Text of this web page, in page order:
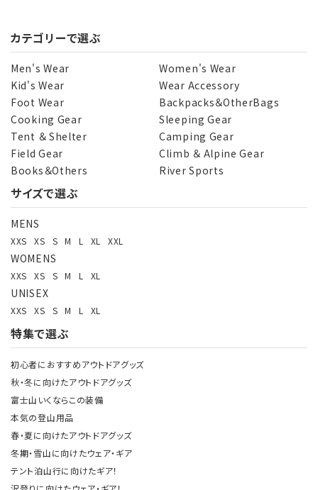
キーワード
カテゴリー
検索する
カテゴリーで選ぶ
Men's Wear
Women's Wear
Kid's Wear
Wear Accessory
Foot Wear
Backpacks＆OtherBags
Cooking Gear
Sleeping Gear
Tent ＆ Shelter
Camping Gear
Field Gear
Climb ＆ Alpine Gear
Books＆Others
River Sports
サイズで選ぶ
MENS
XXS XS S M L XL XXL
WOMENS
XXS XS S M L XL
UNISEX
XXS XS S M L XL
特集で選ぶ
初心者におすすめアウトドアグッズ
秋・冬に向けたアウトドアグッズ
富士山いくならこの装備
本気の登山用品
春・夏に向けたアウトドアグッズ
冬期・雪山に向けたウェア・ギア
テント泊山行に向けたギア！